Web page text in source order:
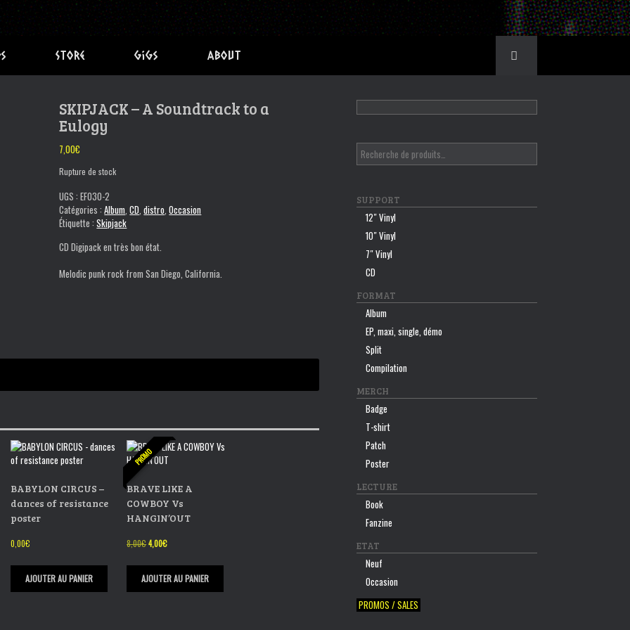
Store Gigs About
SKIPJACK – A Soundtrack to a
Eulogy
7,00€
Rupture de stock
UGS :EF030-2
Catégories :Album ,CD ,distro ,Occasion
Étiquette :Skipjack
CD Digipack en très bon état.
Melodic punk rock from San Diego, California.
BABYLON CIRCUS –
dances of resistance
poster
0,00€
AJOUTER AU PANIER
PROMO
BRAVE LIKE A
COWBOY Vs
HANGIN’OUT
8,00€Le
initial
était :
4,00€Le
actuel
est :
AJOUTER AU PANIER
SUPPORT
12″ Vinyl
10″ Vinyl
7″ Vinyl
CD
FORMAT
Album
EP, maxi, single, démo
Split
Compilation
MERCH
Badge
T-shirt
Patch
Poster
LECTURE
Book
Fanzine
ETAT
Neuf
Occasion
PROMOS / SALES